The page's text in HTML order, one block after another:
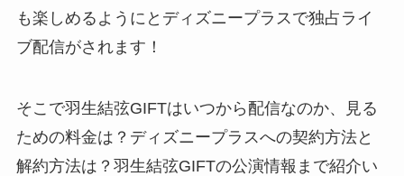
も楽しめるようにとディズニープラスで独占ライ
ブ配信がされます！
そこで羽生結弦GIFTはいつから配信なのか、見る
ための料金は？ディズニープラスへの契約方法と
解約方法は？羽生結弦GIFTの公演情報まで紹介い